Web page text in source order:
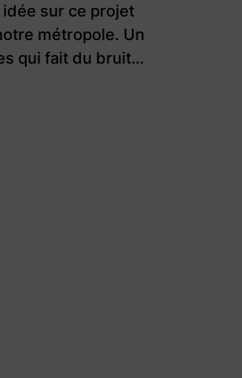
sur ce projet
métropole. Un
qui fait du bruit…